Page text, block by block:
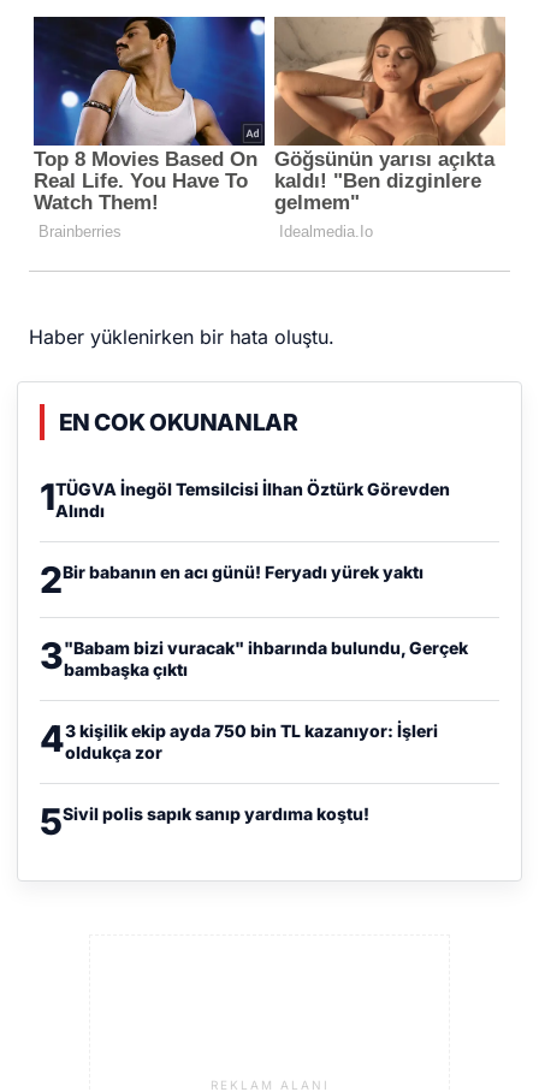
Haber yüklenirken bir hata oluştu.
EN COK OKUNANLAR
1TÜGVA İnegöl Temsilcisi İlhan Öztürk Görevden
Alındı
2Bir babanın en acı günü! Feryadı yürek yaktı
3"Babam bizi vuracak" ihbarında bulundu, Gerçek
bambaşka çıktı
43 kişilik ekip ayda 750 bin TL kazanıyor: İşleri
oldukça zor
5Sivil polis sapık sanıp yardıma koştu!
REKLAM ALANI